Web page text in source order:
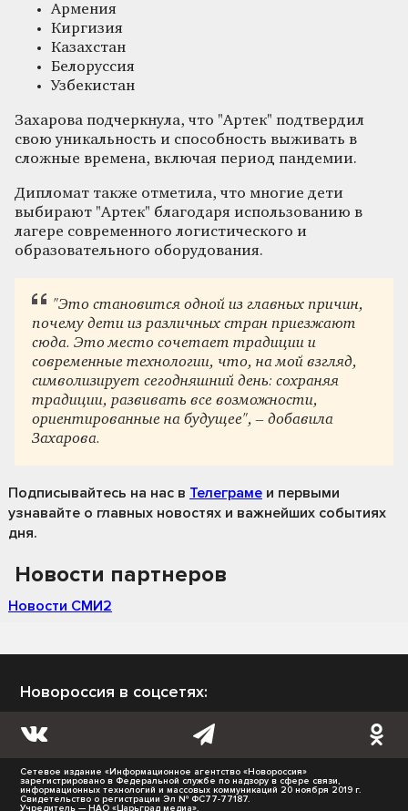
Армения
Киргизия
Казахстан
Белоруссия
Узбекистан
Захарова подчеркнула, что "Артек" подтвердил
свою уникальность и способность выживать в
сложные времена, включая период пандемии.
Дипломат также отметила, что многие дети
выбирают "Артек" благодаря использованию в
лагере современного логистического и
образовательного оборудования.
"Это становится одной из главных причин,
почему дети из различных стран приезжают
сюда. Это место сочетает традиции и
современные технологии, что, на мой взгляд,
символизирует сегодняшний день: сохраняя
традиции, развивать все возможности,
ориентированные на будущее", – добавила
Захарова.
Подписывайтесь на нас в Телеграме и первыми
узнавайте о главных новостях и важнейших событиях
дня.
Новости партнеров
Новости СМИ2
Новороссия в соцсетях:
Сетевое издание «Информационное агентство «Новороссия»
зарегистрировано в Федеральной службе по надзору в сфере связи,
информационных технологий и массовых коммуникаций 20 ноября 2019 г.
Свидетельство о регистрации Эл № ФС77-77187.
Учредитель — НАО «Царьград медиа».